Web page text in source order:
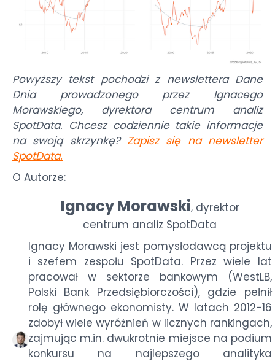
Powyższy tekst pochodzi z newslettera Dane
Dnia prowadzonego przez Ignacego
Morawskiego, dyrektora centrum analiz
SpotData. Chcesz codziennie takie informacje
na swoją skrzynkę? Zapisz się na newsletter
SpotData.
O Autorze:
Ignacy Morawski,dyrektor
centrum analiz SpotData
Ignacy Morawski jest pomysłodawcą projektu
i szefem zespołu SpotData. Przez wiele lat
pracował w sektorze bankowym (WestLB,
Polski Bank Przedsiębiorczości), gdzie pełnił
rolę głównego ekonomisty. W latach 2012-16
zdobył wiele wyróżnień w licznych rankingach,
zajmując m.in. dwukrotnie miejsce na podium
konkursu na najlepszego analityka